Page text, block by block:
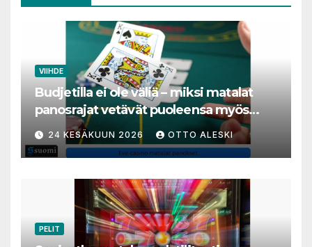
VIIHDE
Budjetilla ei ole väliä – miksi matalat
panosrajat vetävät puoleensa myös
varakkaita harrastajia
24 KESÄKUUN 2026 OTTO ALESKI
PELIT